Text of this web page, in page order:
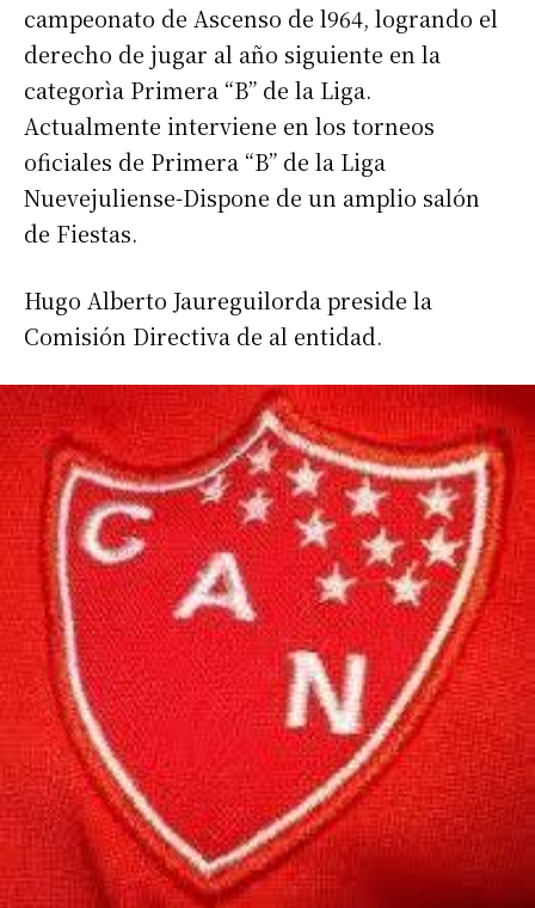
campeonato de Ascenso de l964, logrando el
derecho de jugar al año siguiente en la
categorìa Primera “B” de la Liga.
Actualmente interviene en los torneos
oficiales de Primera “B” de la Liga
Nuevejuliense-Dispone de un amplio salón
de Fiestas.
Hugo Alberto Jaureguilorda preside la
Comisión Directiva de al entidad.